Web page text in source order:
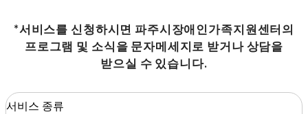
*서비스를 신청하시면 파주시장애인가족지원센터의
프로그램 및 소식을 문자메세지로 받거나 상담을
받으실 수 있습니다.
서비스 종류